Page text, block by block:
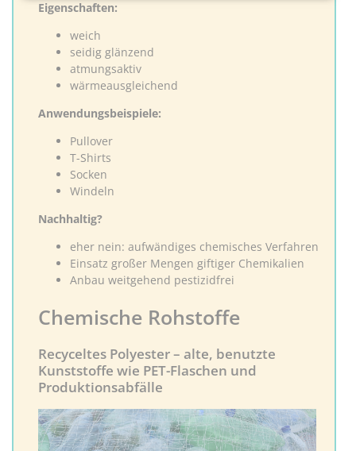
Eigenschaften:
weich
seidig glänzend
atmungsaktiv
wärmeausgleichend
Anwendungsbeispiele:
Pullover
T-Shirts
Socken
Windeln
Nachhaltig?
eher nein: aufwändiges chemisches Verfahren
Einsatz großer Mengen giftiger Chemikalien
Anbau weitgehend pestizidfrei
Chemische Rohstoffe
Recyceltes Polyester – alte, benutzte
Kunststoffe wie PET-Flaschen und
Produktionsabfälle